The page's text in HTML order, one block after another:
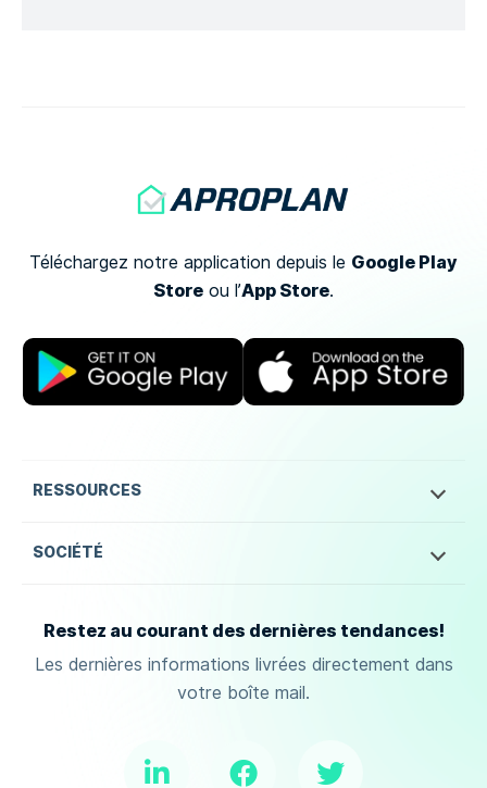
Téléchargez notre application depuis le Google Play
Store ou l’App Store.
RESSOURCES
SOCIÉTÉ
Restez au courant des dernières tendances!
Les dernières informations livrées directement dans
votre boîte mail.